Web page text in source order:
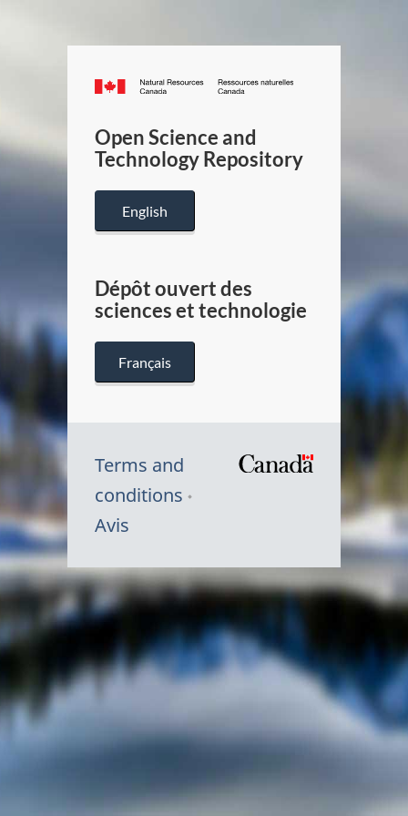
Canada.ca
/
Canada
Open Science and
Technology Repository
English
Dépôt ouvert des
sciences et technologie
Français
Terms and
conditions
Avis
Symbole
du
Canada